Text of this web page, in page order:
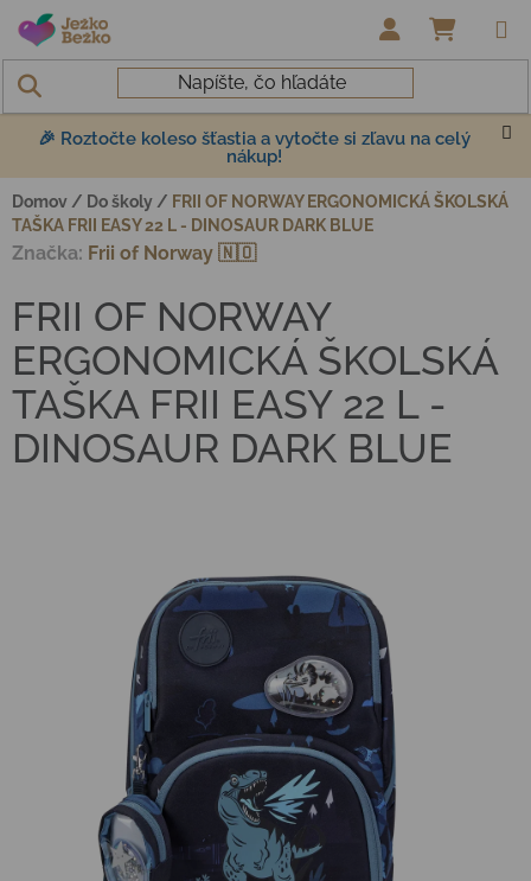
Prejsť na obsah
🎉 Roztočte koleso šťastia a vytočte si zľavu na celý
nákup!
Domov / Do školy / FRII OF NORWAY ERGONOMICKÁ ŠKOLSKÁ
TAŠKA FRII EASY 22 L - DINOSAUR DARK BLUE
FRII OF NORWAY
ERGONOMICKÁ ŠKOLSKÁ
TAŠKA FRII EASY 22 L -
DINOSAUR DARK BLUE
Značka: Frii of Norway 🇳🇴